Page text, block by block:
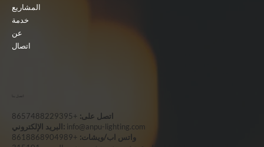
اتصل على: +8657488229395
البريد الإلكتروني: info@anpu-lighting.com
واتس اب/ويشات: +8618868904989
المشاريع
خدمة
عن
اتصال